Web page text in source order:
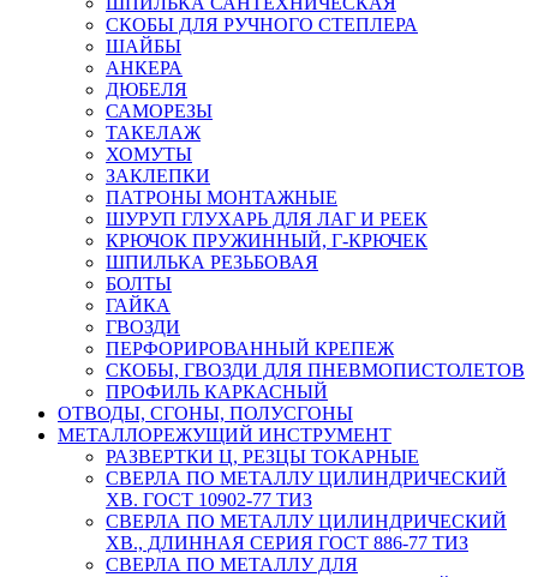
СКОБЫ ДЛЯ РУЧНОГО СТЕПЛЕРА
ШАЙБЫ
АНКЕРА
ДЮБЕЛЯ
САМОРЕЗЫ
ТАКЕЛАЖ
ХОМУТЫ
ЗАКЛЕПКИ
ПАТРОНЫ МОНТАЖНЫЕ
ШУРУП ГЛУХАРЬ ДЛЯ ЛАГ И РЕЕК
КРЮЧОК ПРУЖИННЫЙ, Г-КРЮЧЕК
ШПИЛЬКА РЕЗЬБОВАЯ
БОЛТЫ
ГАЙКА
ГВОЗДИ
ПЕРФОРИРОВАННЫЙ КРЕПЕЖ
СКОБЫ, ГВОЗДИ ДЛЯ ПНЕВМОПИСТОЛЕТОВ
ПРОФИЛЬ КАРКАСНЫЙ
ОТВОДЫ, СГОНЫ, ПОЛУСГОНЫ
МЕТАЛЛОРЕЖУЩИЙ ИНСТРУМЕНТ
РАЗВЕРТКИ Ц, РЕЗЦЫ ТОКАРНЫЕ
СВЕРЛА ПО МЕТАЛЛУ ЦИЛИНДРИЧЕСКИЙ
ХВ. ГОСТ 10902-77 ТИЗ
СВЕРЛА ПО МЕТАЛЛУ ЦИЛИНДРИЧЕСКИЙ
ХВ., ДЛИННАЯ СЕРИЯ ГОСТ 886-77 ТИЗ
СВЕРЛА ПО МЕТАЛЛУ ДЛЯ